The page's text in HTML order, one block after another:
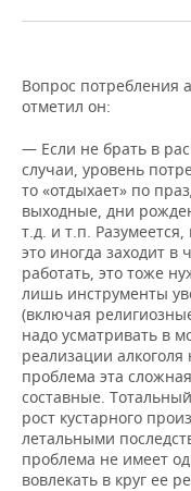
Вопрос потребления
отметил он:
— Если не брать в
случаи, уровень
то «отдыхает» по
выходные, дни
т.д. и т.п.
это иногда заходит в
работать, это тоже
лишь инструменты
(включая
надо усматривать в
реализации
проблема эта
составные.
рост кустарного
летальными
проблема не имеет
вовлекать в круг ее